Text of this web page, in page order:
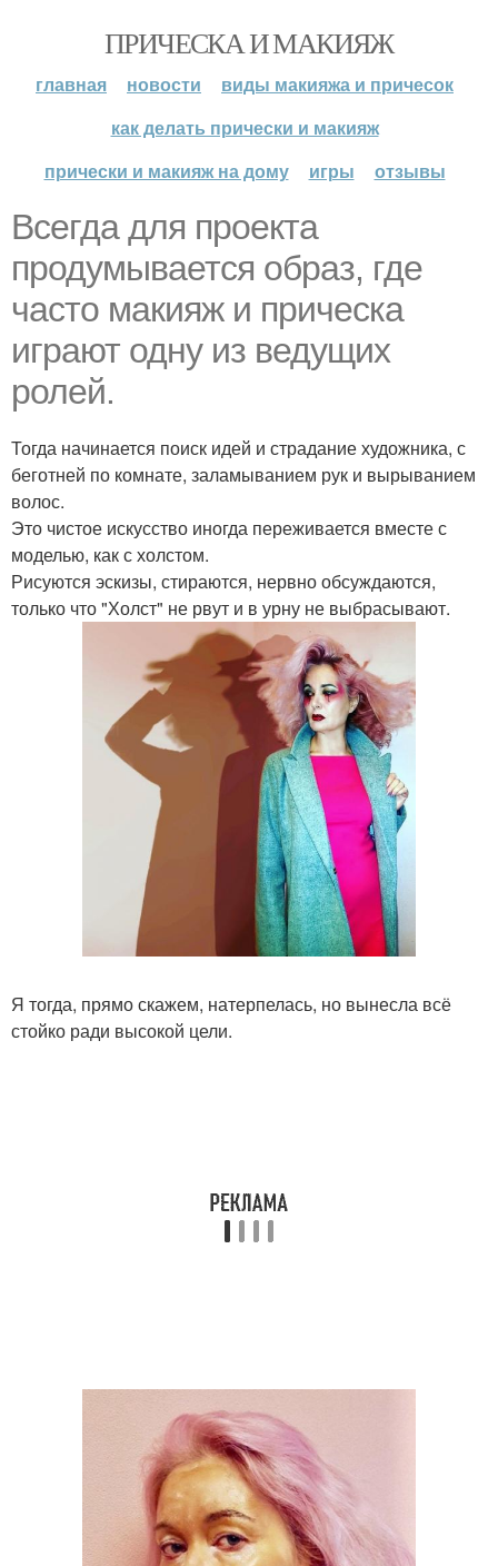
ПРИЧЕСКА И МАКИЯЖ
главная новости
виды макияжа и причесок
как делать прически и макияж
прически и макияж на дому
игры отзывы
Всегда для проекта
продумывается образ, где
часто макияж и прическа
играют одну из ведущих
ролей.
Тогда начинается поиск идей и страдание художника, с
беготней по комнате, заламыванием рук и вырыванием
волос.
Это чистое искусство иногда переживается вместе с
моделью, как с холстом.
Рисуются эскизы, стираются, нервно обсуждаются,
только что "Холст" не рвут и в урну не выбрасывают.
Я тогда, прямо скажем, натерпелась, но вынесла всё
стойко ради высокой цели.